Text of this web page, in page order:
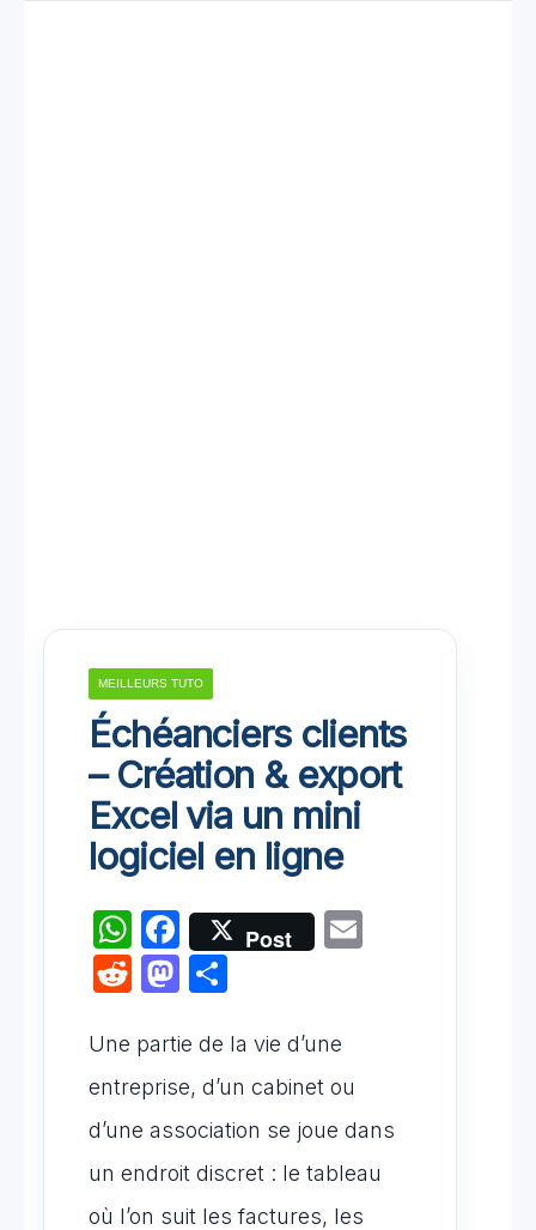
MEILLEURS TUTO
Échéanciers clients
– Création & export
Excel via un mini
logiciel en ligne
W
h
at
s
A
p
p
F
a
c
e
b
o
o
k
Post
R
d
di
t
M
st
o
d
o
n
ta
g
er
Une partie de la vie d’une
entreprise, d’un cabinet ou
d’une association se joue dans
un endroit discret : le tableau
où l’on suit les factures, les